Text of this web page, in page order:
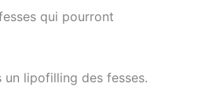
qui pourront
lipofilling des fesses.